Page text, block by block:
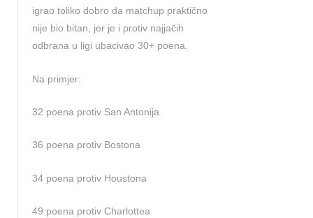
igrao toliko dobro da matchup praktično
nije bio bitan, jer je i protiv najjačih
odbrana u ligi ubacivao 30+ poena.
Na primjer:
32 poena protiv San Antonija
36 poena protiv Bostona
34 poena protiv Houstona
49 poena protiv Charlottea